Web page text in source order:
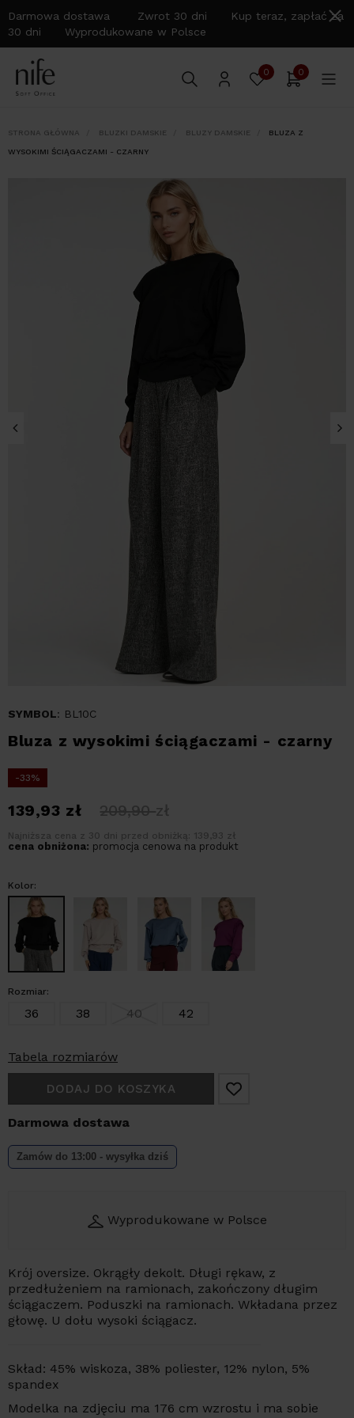
Darmowa dostawa Zwrot 30 dni Kup teraz, zapłać za
30 dni Wyprodukowane w Polsce
0 0
STRONA GŁÓWNA BLUZKI DAMSKIE BLUZY DAMSKIE BLUZA Z
WYSOKIMI ŚCIĄGACZAMI - CZARNY
SYMBOL: BL10C
Bluza z wysokimi ściągaczami - czarny
-33%
139,93 zł 209,90zł
Najniższa cena z 30 dni przed obniżką: 139,93 zł
cena obniżona: promocja cenowa na produkt
Kolor:
Rozmiar:
36 38 40 42
Tabela rozmiarów
DODAJ DO KOSZYKA
Darmowa dostawa
Zamów do 13:00 - wysyłka dziś
Wyprodukowane w Polsce
Krój oversize. Okrągły dekolt. Długi rękaw, z
przedłużeniem na ramionach, zakończony długim
ściągaczem. Poduszki na ramionach. Wkładana przez
głowę. U dołu wysoki ściągacz.
Skład: 45% wiskoza, 38% poliester, 12% nylon, 5%
spandex
Modelka na zdjęciu ma 176 cm wzrostu i ma sobie